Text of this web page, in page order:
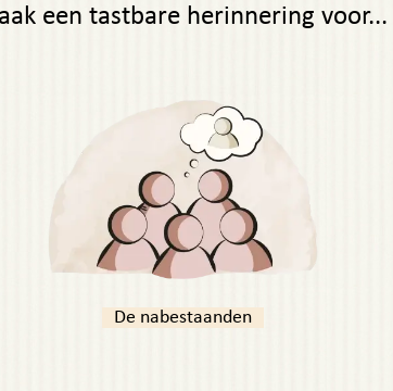
een tastbare herinnering voor...
De nabestaanden